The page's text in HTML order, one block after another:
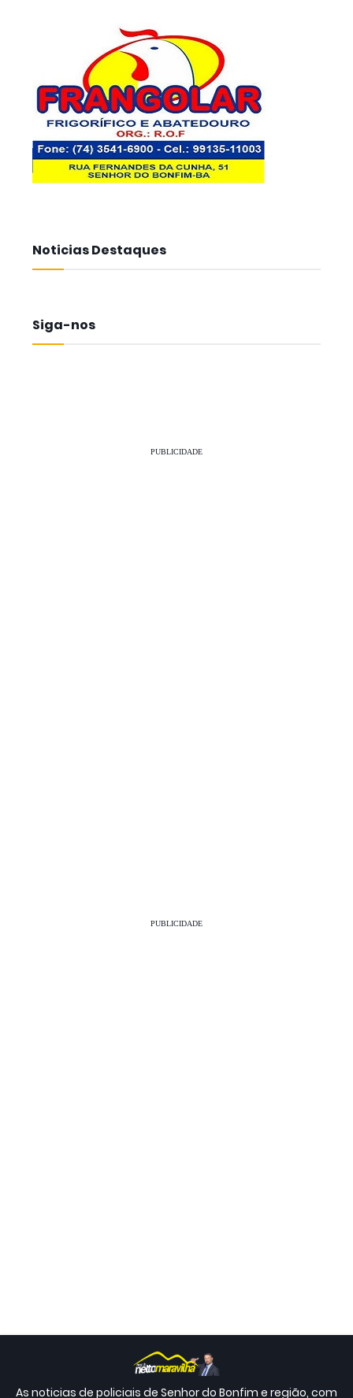
Noticias Destaques
Siga-nos
PUBLICIDADE
PUBLICIDADE
As noticias de policiais de Senhor do Bonfim e região, com